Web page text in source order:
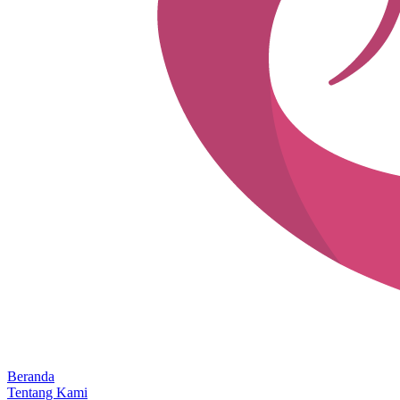
Beranda
Tentang Kami